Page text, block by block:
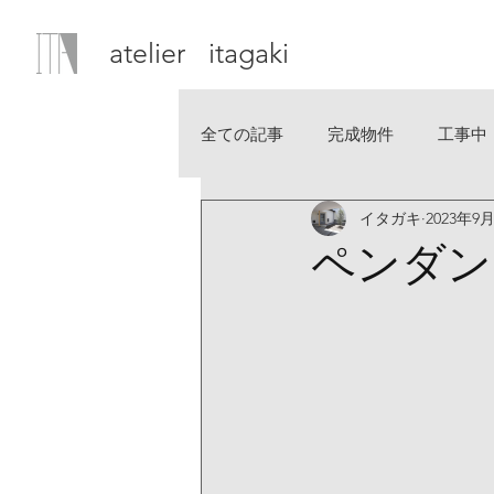
atelier itagaki
全ての記事 完成物件 工事中
ペンダ
イタガキ 2023年9